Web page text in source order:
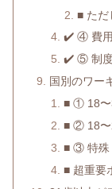
■ ただ
✔️ ④ 費用
✔️ ⑤ 制度
国別のワー
■ ① 18〜
■ ② 18〜
■ ③ 特殊
■ 超重要